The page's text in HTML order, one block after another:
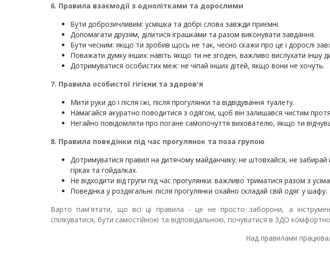
6. Правила взаємодії з однолітками та дорослими
Бути доброзичливим: усмішка та добрі слова завжди приємні.
Допомагати друзям, ділитися іграшками та разом виконувати завдання.
Бути чесним: якщо ти зробив щось не так, чесно скажи про це і дорослі
Поважати думку інших: навіть якщо ти не згоден, важливо вислухати іншу
Дотримуватися особистих меж: не чіпай інших дітей, якщо вони не хочуть.
7. Правила особистої гігієни та здоров'я
Мити руки до і після їжі, після прогулянки та відвідування туалету.
Намагайся акуратно поводитися з одягом, щоб він залишався чистим
Негайно повідомляти про погане самопочуття вихователю, якщо ти
8. Правила поведінки під час прогулянок та поза групою
Дотримуватися правил на дитячому майданчику: не штовхайся, не забирай
гірках та гойдалках.
Не відходити від групи під час прогулянки: важливо триматися разом з
Поведінка у роздягальні: після прогулянки охайно складай свій одяг у шафу.
Варто пам'ятати, що всі ці правила - це не просто заборони, а
спілкуватися, бути самостійною та відповідальною, почуватися в ЗДО
Над правилами